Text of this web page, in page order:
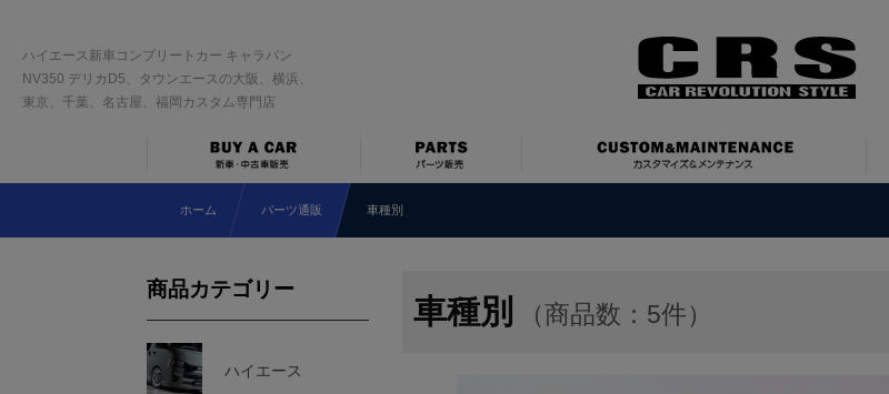
ハイエース新車コンプリートカー キャラバン
NV350 デリカD5、タウンエースの大阪、横浜、
東京、千葉、名古屋、福岡カスタム専門店
ホーム パーツ通販 車種別
車種別 （商品数：5件）
商品カテゴリー
ハイエース